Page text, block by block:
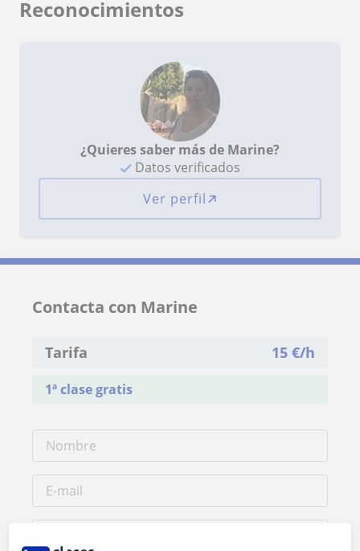
Reconocimientos
¿Quieres saber más de Marine?
Datos verificados
Ver perfil
Contacta con Marine
Tarifa 15 €/h
1ª clase gratis